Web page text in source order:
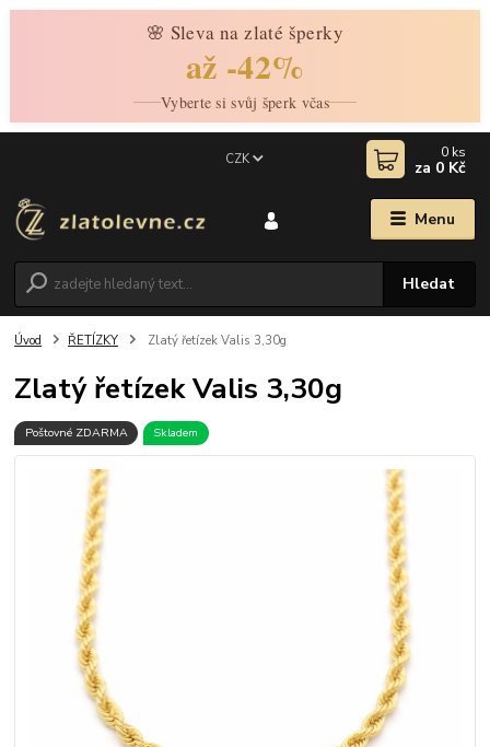
🌸 Sleva na zlaté šperky
až -42%
Vyberte si svůj šperk včas
Menu
CZK
Hledat
0 ks
za 0 Kč
Úvod ŘETÍZKY Zlatý řetízek Valis 3,30g
Zlatý řetízek Valis 3,30g
Poštovné ZDARMA Skladem